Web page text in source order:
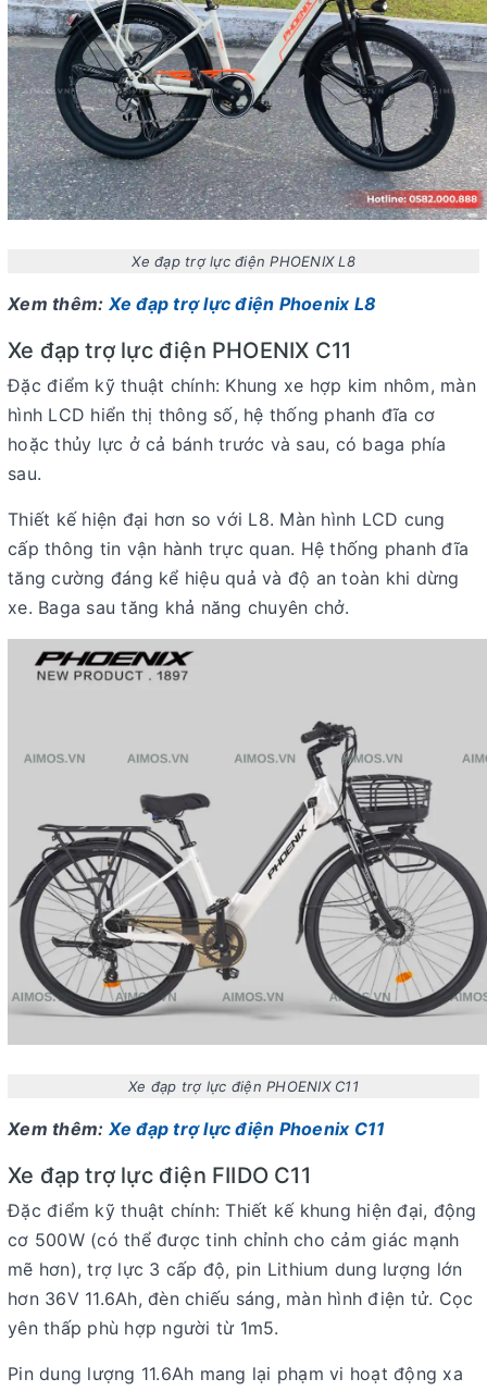
Xe đạp trợ lực điện PHOENIX L8
Xem thêm: Xe đạp trợ lực điện Phoenix L8
Xe đạp trợ lực điện PHOENIX C11
Đặc điểm kỹ thuật chính: Khung xe hợp kim nhôm, màn
hình LCD hiển thị thông số, hệ thống phanh đĩa cơ
hoặc thủy lực ở cả bánh trước và sau, có baga phía
sau.
Thiết kế hiện đại hơn so với L8. Màn hình LCD cung
cấp thông tin vận hành trực quan. Hệ thống phanh đĩa
tăng cường đáng kể hiệu quả và độ an toàn khi dừng
xe. Baga sau tăng khả năng chuyên chở.
Xe đạp trợ lực điện PHOENIX C11
Xem thêm: Xe đạp trợ lực điện Phoenix C11
Xe đạp trợ lực điện FIIDO C11
Đặc điểm kỹ thuật chính: Thiết kế khung hiện đại, động
cơ 500W (có thể được tinh chỉnh cho cảm giác mạnh
mẽ hơn), trợ lực 3 cấp độ, pin Lithium dung lượng lớn
hơn 36V 11.6Ah, đèn chiếu sáng, màn hình điện tử. Cọc
yên thấp phù hợp người từ 1m5.
Pin dung lượng 11.6Ah mang lại phạm vi hoạt động xa